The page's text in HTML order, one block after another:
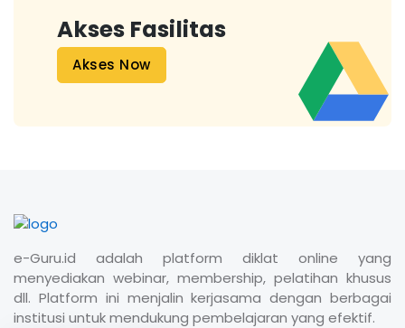
Akses Fasilitas
Akses Now
e-Guru.id adalah platform diklat online yang
menyediakan webinar, membership, pelatihan khusus
dll. Platform ini menjalin kerjasama dengan berbagai
institusi untuk mendukung pembelajaran yang efektif.